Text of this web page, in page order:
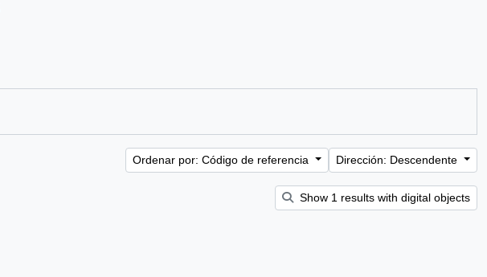
Ordenar por: Código de referencia Dirección: Descendente
Show 1 results with digital objects